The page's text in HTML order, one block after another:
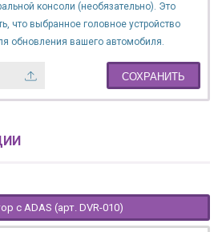
консоли (необязательно). Это
что выбранное головное устройство
обновления вашего автомобиля.
СОХРАНИТЬ
с ADAS (арт. DVR-010)